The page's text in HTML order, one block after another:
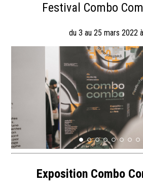
Festival Combo
du 3 au 25 mars 2022
Exposition Combo